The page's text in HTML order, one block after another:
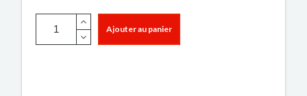
Ajouter au panier